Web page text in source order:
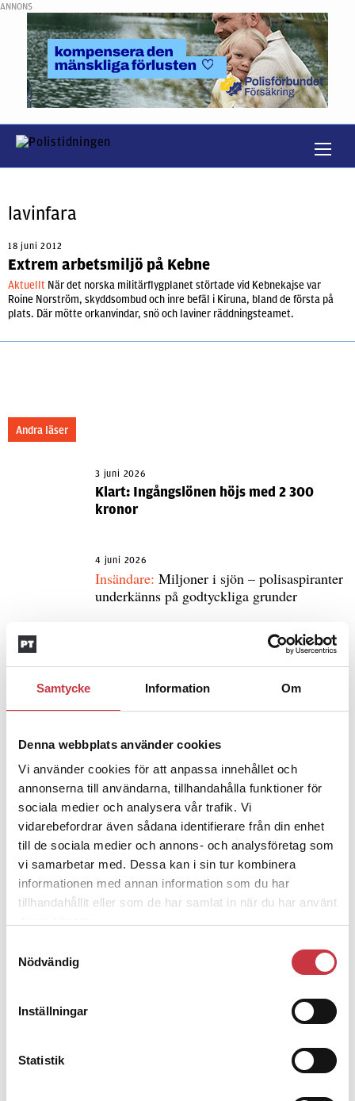
Samtycke Information Om
Denna webbplats använder cookies
Vi använder cookies för att anpassa innehållet och
annonserna till användarna, tillhandahålla funktioner för
sociala medier och analysera vår trafik. Vi
vidarebefordrar även sådana identifierare från din enhet
till de sociala medier och annons- och analysföretag som
vi samarbetar med. Dessa kan i sin tur kombinera
informationen med annan information som du har
tillhandahållit eller som de har samlat in när du har använt
Nödvändig
Inställningar
Statistik
ANNONS
lavinfara
18 juni 2012
Extrem arbetsmiljö på Kebne
Aktuellt När det norska militärflygplanet störtade vid Kebnekajse var
Roine Norström, skyddsombud och inre befäl i Kiruna, bland de första på
plats. Där mötte orkanvindar, snö och laviner räddningsteamet.
Andra läser
3 juni 2026
Klart: Ingångslönen höjs med 2 300
kronor
4 juni 2026
Insändare: Miljoner i sjön – polisaspiranter
underkänns på godtyckliga grunder
Jens Mårtensson:Snart 20 år i tjänst – nu
ska han lära sig grunderna
4 juni 2026
Polisregionen erkänner fel: ”Kommer
att rättas till”
Debatt
kunskapsstyrning – inte om forskarnas
Det är inte evidenskrav som